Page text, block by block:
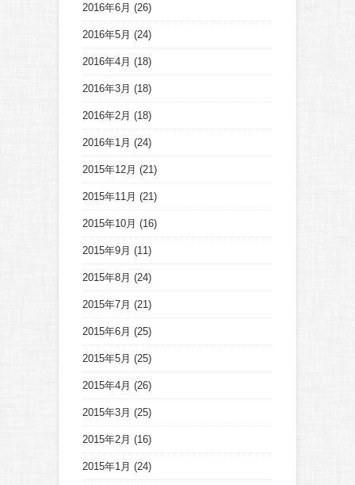
2016年6月 (26)
2016年5月 (24)
2016年4月 (18)
2016年3月 (18)
2016年2月 (18)
2016年1月 (24)
2015年12月 (21)
2015年11月 (21)
2015年10月 (16)
2015年9月 (11)
2015年8月 (24)
2015年7月 (21)
2015年6月 (25)
2015年5月 (25)
2015年4月 (26)
2015年3月 (25)
2015年2月 (16)
2015年1月 (24)